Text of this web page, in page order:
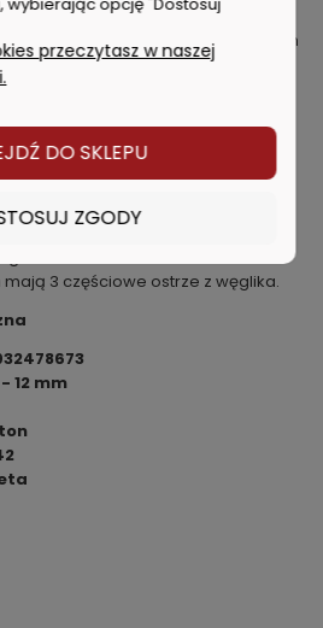
krawędzie skrawające w odstępach
okrągłe otwory do
redukcję zakleszczania się
rowek wiórowy zapewnia
pyłu.
zapewnia najniższe wibracje i
rowka.
mają 3 częściowe ostrze z węglika.
12 mm
przeczytasz w naszej
DO SKLEPU
ZGODY